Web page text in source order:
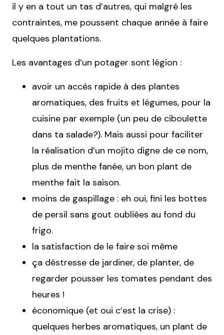
il y en a tout un tas d’autres, qui malgré les
contraintes, me poussent chaque année à faire
quelques plantations.
Les avantages d’un potager sont légion :
avoir un accès rapide à des plantes
aromatiques, des fruits et légumes, pour la
cuisine par exemple (un peu de ciboulette
dans ta salade?). Mais aussi pour faciliter
la réalisation d’un mojito digne de ce nom,
plus de menthe fanée, un bon plant de
menthe fait la saison.
moins de gaspillage : eh oui, fini les bottes
de persil sans gout oubliées au fond du
frigo.
la satisfaction de le faire soi même
ça déstresse de jardiner, de planter, de
regarder pousser les tomates pendant des
heures !
économique (et oui c’est la crise) :
quelques herbes aromatiques, un plant de